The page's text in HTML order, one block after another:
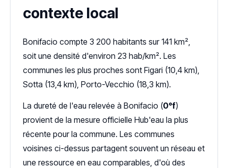
contexte local
Bonifacio compte 3 200 habitants sur 141 km²,
soit une densité d'environ 23 hab/km². Les
communes les plus proches sont Figari (10,4 km),
Sotta (13,4 km), Porto-Vecchio (18,3 km).
La dureté de l'eau relevée à Bonifacio (0°f)
provient de la mesure officielle Hub'eau la plus
récente pour la commune. Les communes
voisines ci-dessus partagent souvent un réseau et
une ressource en eau comparables, d'où des